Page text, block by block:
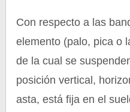
Con respecto a las
elemento (palo, pica o
de la cual se
posición vertical,
asta, está fija en el